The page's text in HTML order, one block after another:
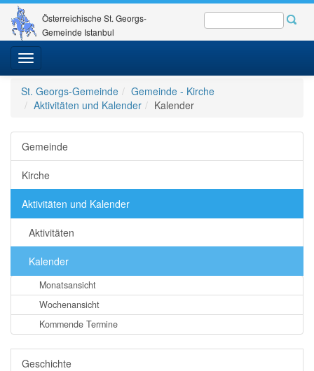
Österreichische St. Georgs-
Gemeinde Istanbul
Toggle
navigation
St. Georgs-Gemeinde
Gemeinde - Kirche
Aktivitäten und Kalender
Kalender
Gemeinde
Kirche
Aktivitäten und Kalender
Aktivitäten
Kalender
Monatsansicht
Wochenansicht
Kommende Termine
Geschichte